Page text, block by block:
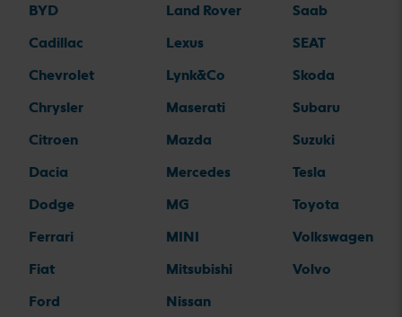
BYD
Cadillac
Chevrolet
Chrysler
Citroen
Dacia
Dodge
Ferrari
Fiat
Ford
Land Rover
Lexus
Lynk&Co
Maserati
Mazda
Mercedes
MG
MINI
Mitsubishi
Nissan
Saab
SEAT
Skoda
Subaru
Suzuki
Tesla
Toyota
Volkswagen
Volvo